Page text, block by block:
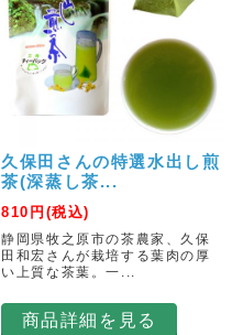
久保田さんの特選水出し煎
茶(深蒸し茶...
810 円(税込)
静岡県牧之原市の茶農家、久保
田和宏さんが栽培する葉肉の厚
い上質な茶葉。一...
商品詳細を見る